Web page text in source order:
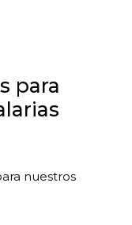
para
nuestros